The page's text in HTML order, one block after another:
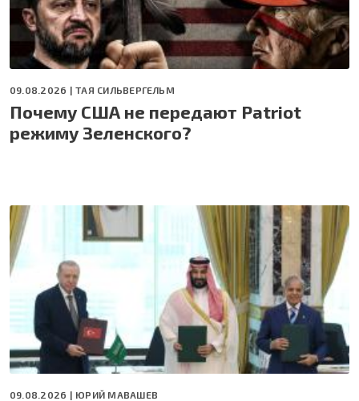
09.08.2026 |ТАЯ СИЛЬВЕРГЕЛЬМ
Почему США не передают Patriot
режиму Зеленского?
09.08.2026 | ЮРИЙ МАВАШЕВ